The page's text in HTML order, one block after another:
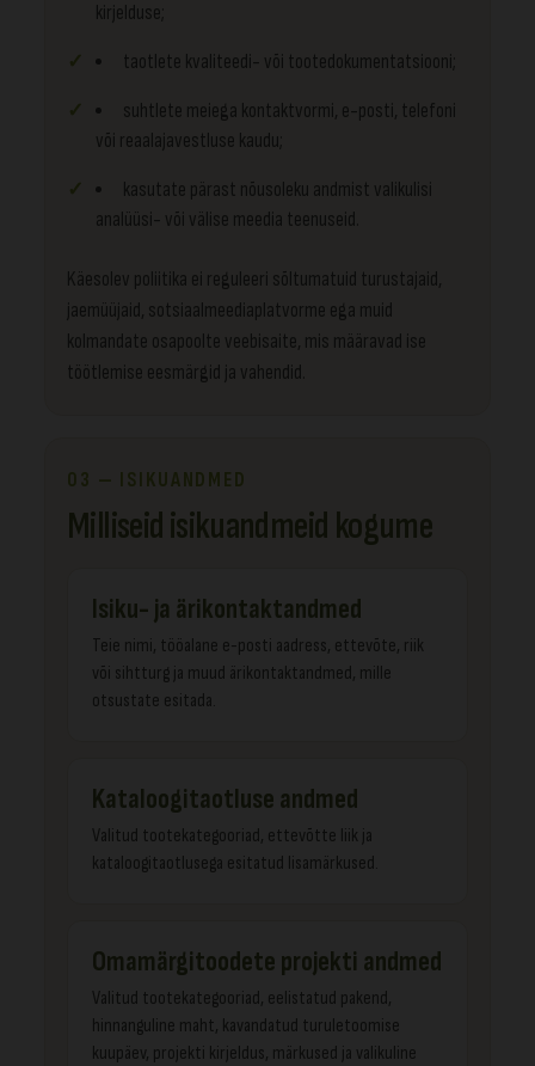
kirjelduse;
taotlete kvaliteedi- või tootedokumentatsiooni;
suhtlete meiega kontaktvormi, e-posti, telefoni
või reaalajavestluse kaudu;
kasutate pärast nõusoleku andmist valikulisi
analüüsi- või välise meedia teenuseid.
Käesolev poliitika ei reguleeri sõltumatuid turustajaid,
jaemüüjaid, sotsiaalmeediaplatvorme ega muid
kolmandate osapoolte veebisaite, mis määravad ise
töötlemise eesmärgid ja vahendid.
03 — ISIKUANDMED
Milliseid isikuandmeid kogume
Isiku- ja ärikontaktandmed
Teie nimi, tööalane e-posti aadress, ettevõte, riik
või sihtturg ja muud ärikontaktandmed, mille
otsustate esitada.
Kataloogitaotluse andmed
Valitud tootekategooriad, ettevõtte liik ja
kataloogitaotlusega esitatud lisamärkused.
Omamärgitoodete projekti andmed
Valitud tootekategooriad, eelistatud pakend,
hinnanguline maht, kavandatud turuletoomise
kuupäev, projekti kirjeldus, märkused ja valikuline